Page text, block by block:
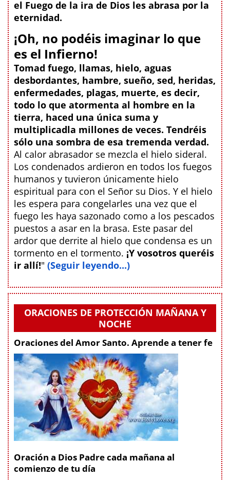
el Fuego de la ira de Dios les abrasa por la
eternidad.
¡Oh, no podéis imaginar lo que
es el Infierno!
Tomad fuego, llamas, hielo, aguas
desbordantes, hambre, sueño, sed, heridas,
enfermedades, plagas, muerte, es decir,
todo lo que atormenta al hombre en la
tierra, haced una única suma y
multiplicadla millones de veces. Tendréis
sólo una sombra de esa tremenda verdad.
Al calor abrasador se mezcla el hielo sideral.
Los condenados ardieron en todos los fuegos
humanos y tuvieron únicamente hielo
espiritual para con el Señor su Dios. Y el hielo
les espera para congelarles una vez que el
fuego les haya sazonado como a los pescados
puestos a asar en la brasa. Este pasar del
ardor que derrite al hielo que condensa es un
tormento en el tormento. ¡Y vosotros queréis
ir allí!" (Seguir leyendo...)
ORACIONES DE PROTECCIÓN MAÑANA Y
NOCHE
Oraciones del Amor Santo. Aprende a tener fe
Oración a Dios Padre cada mañana al
comienzo de tu día